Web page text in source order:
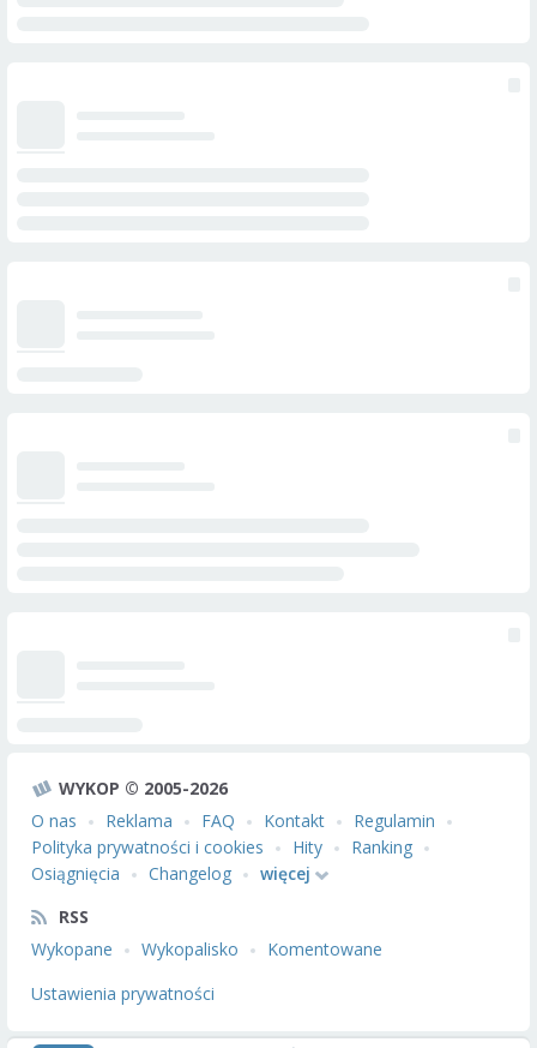
WYKOP © 2005-2026
O nas
Reklama FAQ Kontakt
Regulamin
Polityka prywatności i cookies
Hity
Ranking
Osiągnięcia
Changelog
więcej
RSS
Wykopane
Wykopalisko
Komentowane
Ustawienia prywatności